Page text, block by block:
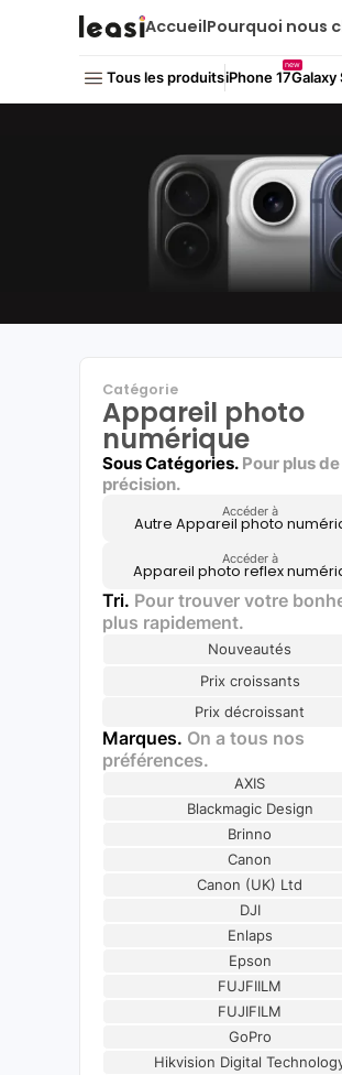
AccueilPourquoi nous
Tous les produitsiPhone 17
new
Galaxy
Catégorie
Appareil photo
numérique
Sous Catégories. Pour plus de
précision.
Accéder à
Autre Appareil photo
Accéder à
Appareil photo reflex
Tri. Pour trouver votre
plus rapidement.
Nouveautés
Prix croissants
Prix décroissant
Marques. On a tous nos
préférences.
AXIS
Blackmagic Design
Brinno
Canon
Canon (UK) Ltd
DJI
Enlaps
Epson
FUJFIILM
FUJIFILM
GoPro
Hikvision Digital